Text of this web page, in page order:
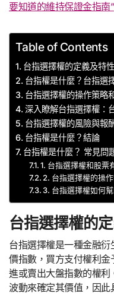
要知道的維持保證金指南”
Table of Contents
台指選擇權的定義及特性
台指權是什麼？台指選
台指選擇權的操作策略
深入瞭解台指選擇權：
台指選擇權的風險與報
台指權是什麼？結論
台指權是什麼？ 常見問
1. 台指選擇權和股票
2. 台指選擇權的操
3. 台指選擇權如何
台指選擇權的
台指選擇權是一種金融
價指數，買方支付權利
進或賣出大盤指數的權
波動來確定其價值，因此